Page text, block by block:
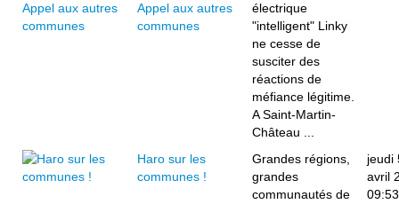
Appel aux autres
communes
électrique
"intelligent" Linky
ne cesse de
susciter des
réactions de
méfiance légitime.
A Saint-Martin-
Château ...
Haro sur les
communes !
Grandes régions,
grandes
communautés de
jeudi
avril
09:53